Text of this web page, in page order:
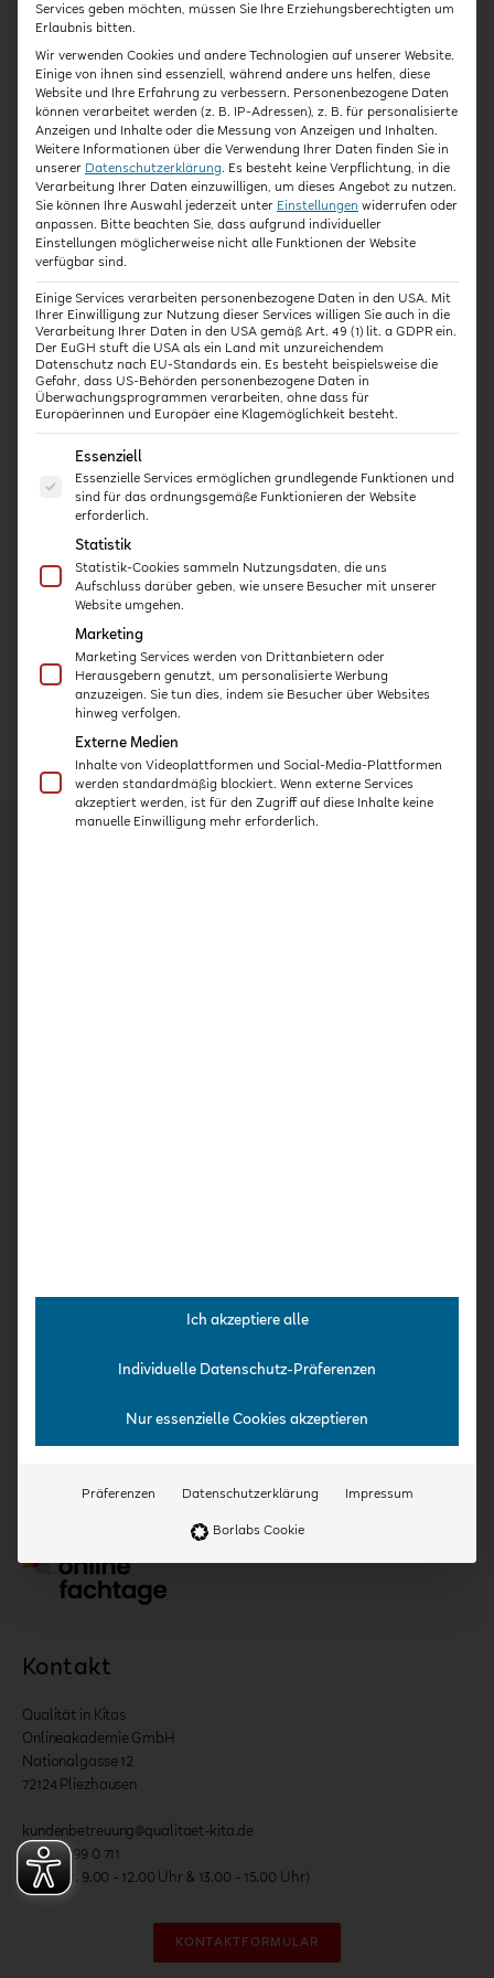
arbeitet ab 2020 mit dem
IFP Bayern zusammen. Wir
freuen uns mit dem
Staatsinstitut für
Frühpädagogik solch einen
starken Partner im
frühpädagogischen Bereich
an der Seite zu haben. Wir
künftigen gemeinsamen
Projekte auf dem Laufenden!
Mehr zum Staatsinstitut für
Frühpädagogik gibt es
(Verantwortliche für Inhalt
und Content) und Marion
stellvertretend für das
VORHERIGER BEITRAG
Team
Veranstaltungen
Kontakt
Qualität in Kitas
Onlineakademie GmbH
Nationalgasse 12
72124 Pliezhausen
kundenbetreuung@qualitaet-kita.de
07127 /799 0 711
(Mo. - Fr. 9.00 - 12.00 Uhr & 13.00 - 15.00 Uhr)
KONTAKTFORMULAR
Services geben möchten, müssen Sie Ihre Erziehungsberechtigten um
Erlaubnis bitten.
Wir verwenden Cookies und andere Technologien auf unserer Website.
Einige von ihnen sind essenziell, während andere uns helfen, diese
Website und Ihre Erfahrung zu verbessern. Personenbezogene Daten
können verarbeitet werden (z. B. IP-Adressen), z. B. für personalisierte
Anzeigen und Inhalte oder die Messung von Anzeigen und Inhalten.
Weitere Informationen über die Verwendung Ihrer Daten finden Sie in
unserer Datenschutzerklärung. Es besteht keine Verpflichtung, in die
Verarbeitung Ihrer Daten einzuwilligen, um dieses Angebot zu nutzen.
Sie können Ihre Auswahl jederzeit unter Einstellungen widerrufen oder
anpassen. Bitte beachten Sie, dass aufgrund individueller
Einstellungen möglicherweise nicht alle Funktionen der Website
verfügbar sind.
Einige Services verarbeiten personenbezogene Daten in den USA. Mit
Ihrer Einwilligung zur Nutzung dieser Services willigen Sie auch in die
Verarbeitung Ihrer Daten in den USA gemäß Art. 49 (1) lit. a GDPR ein.
Der EuGH stuft die USA als ein Land mit unzureichendem
Datenschutz nach EU-Standards ein. Es besteht beispielsweise die
Gefahr, dass US-Behörden personenbezogene Daten in
Überwachungsprogrammen verarbeiten, ohne dass für
Europäerinnen und Europäer eine Klagemöglichkeit besteht.
Es folgt eine Liste der Service-Gruppen, für die eine
Essenziell
Essenzielle Services ermöglichen grundlegende Funktionen und
sind für das ordnungsgemäße Funktionieren der Website
erforderlich.
Statistik
Statistik-Cookies sammeln Nutzungsdaten, die uns
Aufschluss darüber geben, wie unsere Besucher mit unserer
Website umgehen.
Marketing
Marketing Services werden von Drittanbietern oder
Herausgebern genutzt, um personalisierte Werbung
anzuzeigen. Sie tun dies, indem sie Besucher über Websites
hinweg verfolgen.
Externe Medien
Inhalte von Videoplattformen und Social-Media-Plattformen
werden standardmäßig blockiert. Wenn externe Services
akzeptiert werden, ist für den Zugriff auf diese Inhalte keine
manuelle Einwilligung mehr erforderlich.
Ich akzeptiere alle
Individuelle Datenschutz-Präferenzen
Nur essenzielle Cookies akzeptieren
Präferenzen Datenschutzerklärung Impressum
Borlabs Cookie